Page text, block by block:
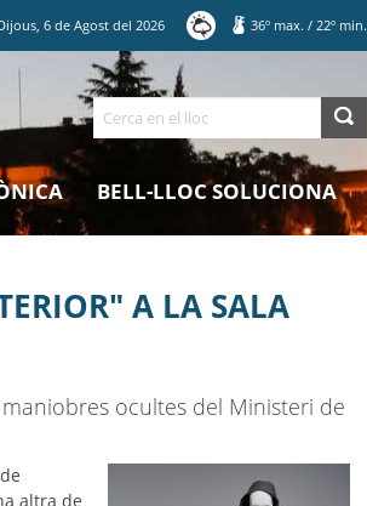
,6 deAgost del2026 36º max. / 22º min.
Cerca
BELL-LLOC SOLUCIONA
A LA SALA
ocultes del Ministeri de